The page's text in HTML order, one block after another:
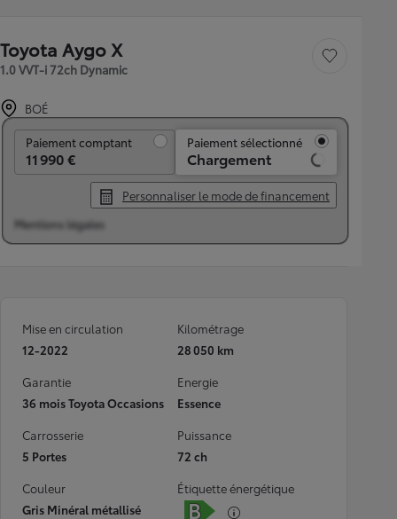
Toyota Aygo X
1.0 VVT-i 72ch Dynamic
Sauvegarder le
BOÉ
Paiement comptant
11 990 €
Paiement sélectionné
Chargement
Personnaliser le mode de financement
Mentions légales
Mise en circulation
12-2022
Kilométrage
28 050 km
Garantie
36 mois Toyota Occasions
Energie
Essence
Carrosserie
5 Portes
Puissance
72 ch
Couleur
Gris Minéral métallisé
Étiquette énergétique